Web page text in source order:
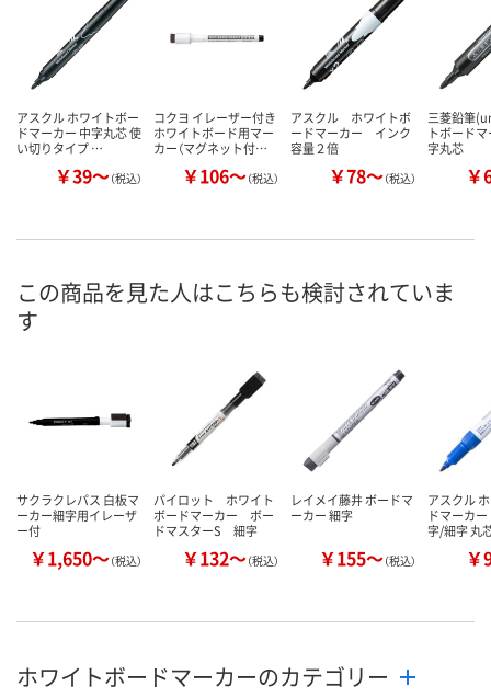
アスクル ホワイトボー
ドマーカー 中字丸芯 使
い切りタイプ …
￥39～（税込）
コクヨ イレーザー付き
ホワイトボード用マー
カー（マグネット付…
￥106～（税込）
アスクル ホワイトボ
ードマーカー インク
容量２倍
￥78～（税込）
三菱鉛筆
トボード
字丸芯
￥
この商品を見た人はこちらも検討されていま
す
サクラクレパス 白板マ
ーカー細字用イレーザ
ー付
￥1,650～（税込）
パイロット ホワイト
ボードマーカー ボー
ドマスターS 細字
￥132～（税込）
レイメイ藤井 ボードマ
ーカー 細字
￥155～（税込）
アスクル
ドマーカ
字/細字 丸
￥
ホワイトボードマーカーのカテゴリー